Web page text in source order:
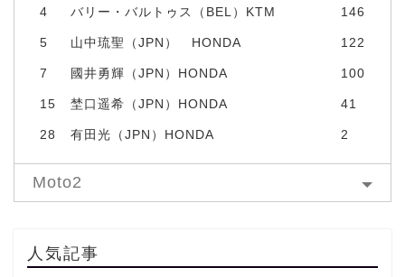
4 バリー・バルトゥス（BEL）KTM 146
5 山中琉聖（JPN） HONDA 122
7 國井勇輝（JPN）HONDA 100
15 埜口遥希（JPN）HONDA 41
28 有田光（JPN）HONDA 2
Moto2
人気記事